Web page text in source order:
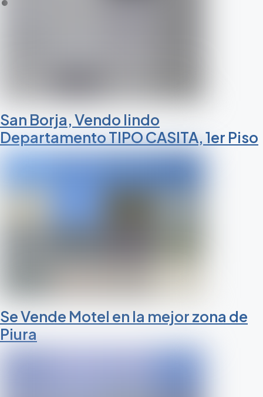
San Borja, Vendo lindo
Departamento TIPO CASITA, 1er Piso
Se Vende Motel en la mejor zona de
Piura